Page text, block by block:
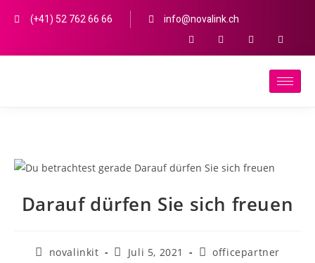
(+41) 52 762 66 66 info@novalink.ch
Darauf dürfen Sie sich freuen
novalinkit Juli 5, 2021 officepartner